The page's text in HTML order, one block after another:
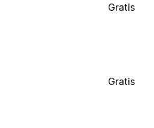
Gratis
Gratis